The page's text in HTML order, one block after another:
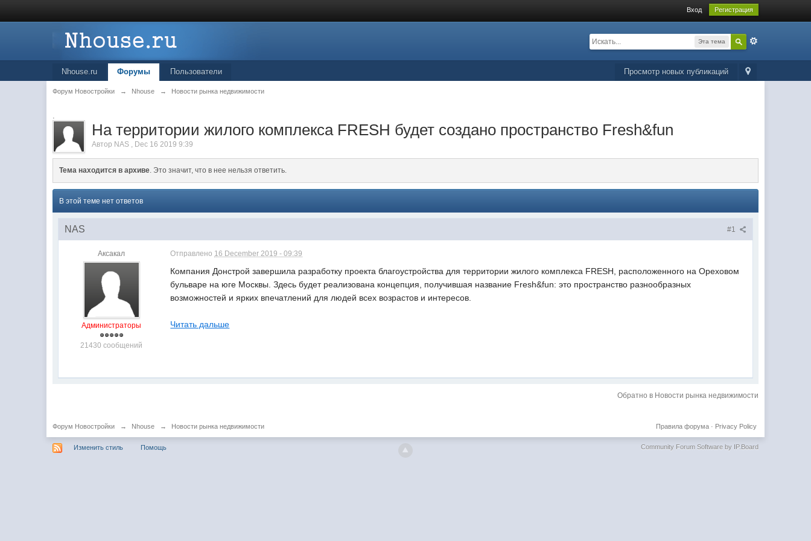
Вход Регистрация
Эта тема
Просмотр новых публикаций
Nhouse.ru Форумы Пользователи
Форум Новостройки → Nhouse → Новости рынка недвижимости
.
На территории жилого комплекса FRESH будет создано пространство Fresh&fun
Автор NAS , Dec 16 2019 9:39
Тема находится в архиве. Это значит, что в нее нельзя ответить.
В этой теме нет ответов
#1
NAS
Аксакал
Администраторы
21430 сообщений
Отправлено 16 December 2019 - 09:39
Компания Донстрой завершила разработку проекта благоустройства для территории жилого комплекса FRESH, расположенного на Ореховом
бульваре на юге Москвы. Здесь будет реализована концепция, получившая название Fresh&fun: это пространство разнообразных
возможностей и ярких впечатлений для людей всех возрастов и интересов.
Читать дальше
Обратно в Новости рынка недвижимости
Форум Новостройки → Nhouse → Новости рынка недвижимости Privacy Policy
Правила форума·
Изменить стиль Помощь Community Forum Software by IP.Board